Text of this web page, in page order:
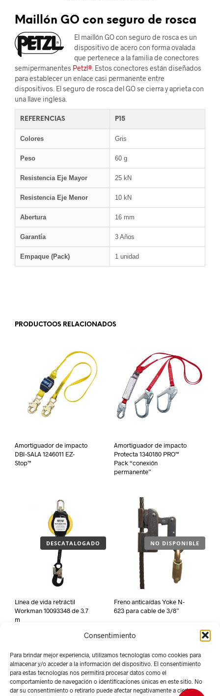
Consentimiento
Para brindar mejor experiencia, utilizamos tecnologías como cookies para
almacenar y/o acceder a la información del dispositivo. El consentimiento
para estas tecnologías nos permitirá procesar datos como el
comportamiento de navegación o identificaciones únicas en este sitio. No
dar su consentimiento o retirarlo puede afectar negativamente a ciertas
Maillón GO con seguro de rosca
El maillón GO con seguro de rosca es un
dispositivo de acero con forma ovalada
que pertenece a la familia de conectores
semipermanentes Petzl® . Estos conectores están diseñados
para establecer un enlace casi permanente entre
dispositivos. El seguro de rosca del GO se cierra y aprieta con
una llave inglesa.
REFERENCIAS P15
Colores Gris
Peso 60 g
Resistencia Eje Mayor 25 kN
Resistencia Eje Menor 10 kN
Abertura 16 mm
Garantía 3 Años
Empaque (Pack) 1 unidad
PRODUCTOOS RELACIONADOS
Amortiguador de impacto
DBI-SALA 1246011 EZ-
Stop™
Amortiguador de impacto
Protecta 1340180 PRO™
Pack “conexión
permanente”
DESCATALOGADO
Línea de vida retráctil
Workman 10093348 de 3.7
m
NO DISPONIBLE
Freno anticaídas Yoke N-
623 para cable de 3/8”